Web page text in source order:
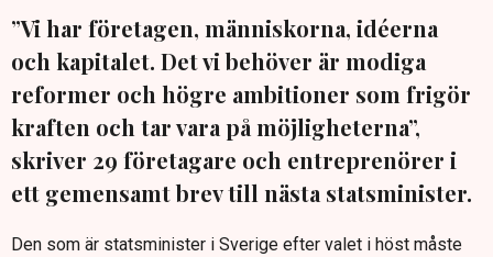
”Vi har företagen, människorna, idéerna
och kapitalet. Det vi behöver är modiga
reformer och högre ambitioner som frigör
kraften och tar vara på möjligheterna”,
skriver 29 företagare och entreprenörer i
ett gemensamt brev till nästa statsminister.
Den som är statsminister i Sverige efter valet i höst måste